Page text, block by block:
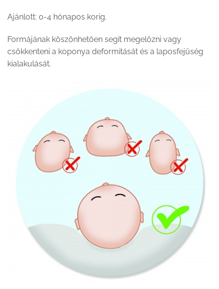
Ajánlott: 0-4 hónapos korig.
Formájának köszönhetően segít megelőzni vagy
csökkenteni a koponya deformitását és a laposfejűség
kialakulását.